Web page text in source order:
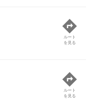
ルート
を見る
ルート
を見る